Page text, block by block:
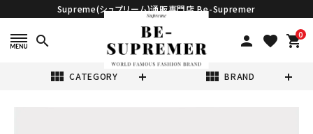
Supreme(シュプリーム)通販専門店 Be-Supremer
search person favorite 0
shopping_cart
view_module CATEGORY view_module BRAND